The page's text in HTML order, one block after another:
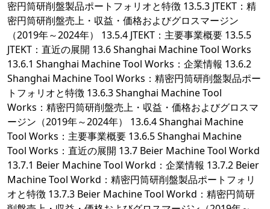
密円筒研削盤製品ポートフォリオと特徴 13.5.3 JTEKT：精
密円筒研削盤売上・収益・価格およびグロスマージン
（2019年～2024年） 13.5.4 JTEKT：主要事業概要 13.5.5
JTEKT：直近の展開 13.6 Shanghai Machine Tool Works
13.6.1 Shanghai Machine Tool Works：企業情報 13.6.2
Shanghai Machine Tool Works：精密円筒研削盤製品ポー
トフォリオと特徴 13.6.3 Shanghai Machine Tool
Works：精密円筒研削盤売上・収益・価格およびグロスマ
ージン（2019年～2024年） 13.6.4 Shanghai Machine
Tool Works：主要事業概要 13.6.5 Shanghai Machine
Tool Works：直近の展開 13.7 Beier Machine Tool Workd
13.7.1 Beier Machine Tool Workd：企業情報 13.7.2 Beier
Machine Tool Workd：精密円筒研削盤製品ポートフォリ
オと特徴 13.7.3 Beier Machine Tool Workd：精密円筒研